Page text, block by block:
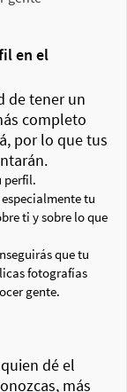
en el
de tener un
completo
por lo que tus
perfil.
tu
ti y sobre lo que
que tu
fotografías
gente.
dé el
más